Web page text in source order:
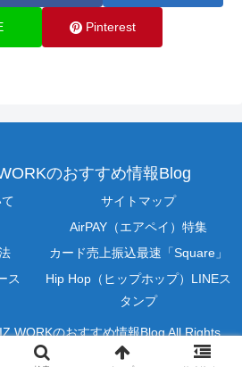
Pinterest
のおすすめ情報Blog
サイトマップ
AirPAY（エアペイ）特集
カード売上振込最速「Square」
ス
Hip Hop（ヒップホップ）LINEス
タンプ
のおすすめ情報Blog All Rights
Reserved.